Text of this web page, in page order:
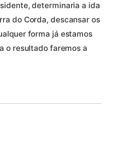
determinaria a ida
do Corda, descansar os
forma já estamos
o resultado faremos a